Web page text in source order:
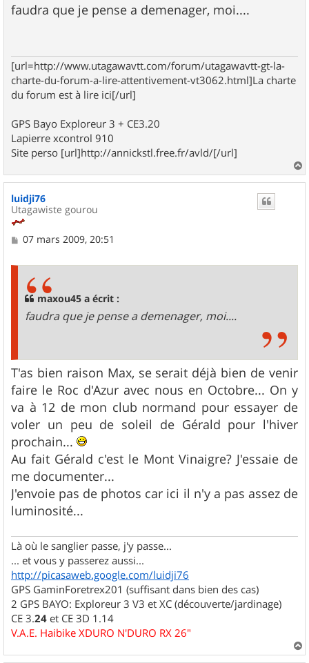
s
s
faudra que je pense a demenager, moi....
[url=http://www.utagawavtt.com/forum/utagawavtt-gt-la-
charte-du-forum-a-lire-attentivement-vt3062.html]La charte
du forum est à lire ici[/url]
GPS Bayo Exploreur 3 + CE3.20
Lapierre xcontrol 910
Site perso [url]http://annickstl.free.fr/avld/[/url]
a
luidji76
Utagawiste gourou
M
07 mars 2009, 20:51
maxou45 a écrit :
faudra que je pense a demenager, moi....
T'as bien raison Max, se serait déjà bien de venir
faire le Roc d'Azur avec nous en Octobre... On y
va à 12 de mon club normand pour essayer de
voler un peu de soleil de Gérald pour l'hiver
prochain...
Au fait Gérald c'est le Mont Vinaigre? J'essaie de
me documenter...
J'envoie pas de photos car ici il n'y a pas assez de
luminosité...
Là où le sanglier passe, j'y passe...
... et vous y passerez aussi...
http://picasaweb.google.com/luidji76
GPS GaminForetrex201 (suffisant dans bien des cas)
2 GPS BAYO: Exploreur 3 V3 et XC (découverte/jardinage)
CE 3.24 et CE 3D 1.14
V.A.E. Haibike XDURO N'DURO RX 26"
a